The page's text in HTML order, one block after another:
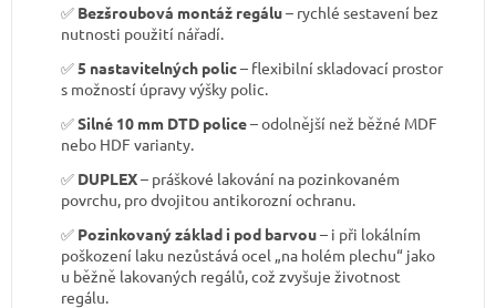
✅ Bezšroubová montáž regálu– rychlé sestavení bez
nutnosti použití nářadí.
✅5 nastavitelných polic– flexibilní skladovací prostor
s možností úpravy výšky polic.
✅Silné 10 mm DTD police– odolnější než běžné MDF
nebo HDF varianty.
✅ DUPLEX– práškové lakování na pozinkovaném
povrchu, pro dvojitou antikorozní ochranu.
✅ Pozinkovaný základ i pod barvou– i při lokálním
poškození laku nezůstává ocel „na holém plechu“ jako
u běžně lakovaných regálů, což zvyšuje životnost
regálu.